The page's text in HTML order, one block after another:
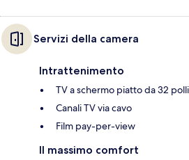
Servizi della camera
Intrattenimento
TV a schermo piatto da 32
Canali TV via cavo
Film pay-per-view
Il massimo comfort